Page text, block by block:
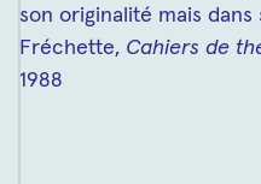
son originalité mais
Fréchette, Cahiers de
1988